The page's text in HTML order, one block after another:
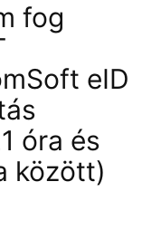
fog
eID
óra és
között)